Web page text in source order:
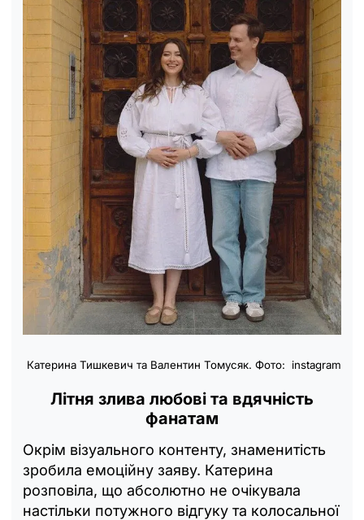
Катерина Тишкевич та Валентин Томусяк. Фото: instagram
Літня злива любові та вдячність
фанатам
Окрім візуального контенту, знаменитість
зробила емоційну заяву. Катерина
розповіла, що абсолютно не очікувала
настільки потужного відгуку та колосальної